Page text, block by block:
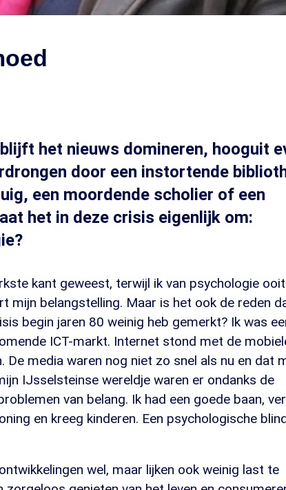
het nieuws domineren, hooguit
door een instortende
een moordende scholier of een
het in deze crisis eigenlijk om:
kant geweest, terwijl ik van psychologie
mijn belangstelling. Maar is het ook de reden
begin jaren 80 weinig heb gemerkt? Ik was
ICT-markt. Internet stond met de
De media waren nog niet zo snel als nu en dat
IJsselsteinse wereldje waren er ondanks de
van belang. Ik had een goede baan,
en kreeg kinderen. Een psychologische
wel, maar lijken ook weinig last te